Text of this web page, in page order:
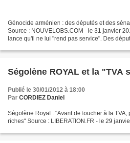
Génocide arménien : des députés et des
Source : NOUVELOBS.COM - le 31 janvier
lance qu'il ne lui "rend pas service". Des
Ségolène ROYAL et la "TVA
Publié le 30/01/2012 à 18:00
Par CORDIEZ Daniel
Ségolène Royal : "Avant de toucher à la
riches" Source : LIBERATION.FR - le 29